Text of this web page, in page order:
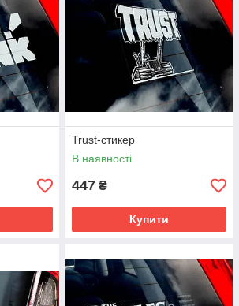
Trust-стикер
В наявності
447 ₴
Купити